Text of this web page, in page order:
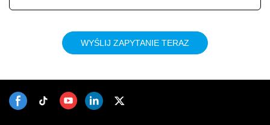
WYŚLIJ ZAPYTANIE TERAZ